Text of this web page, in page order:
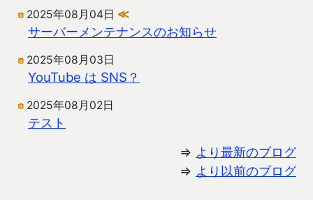
2025年08月04日 ≪
サーバーメンテナンスのお知らせ
2025年08月03日
YouTube は SNS？
2025年08月02日
テスト
⇒ より最新のブログ
⇒ より以前のブログ